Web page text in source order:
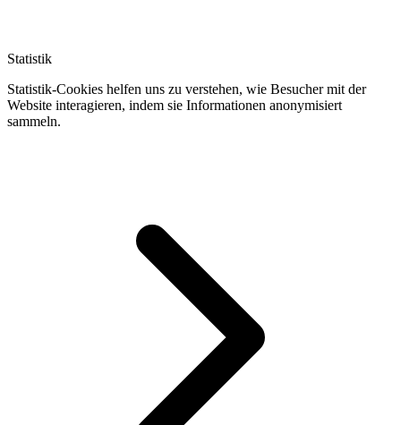
Statistik
Statistik-Cookies helfen uns zu verstehen, wie Besucher mit der
Website interagieren, indem sie Informationen anonymisiert
sammeln.